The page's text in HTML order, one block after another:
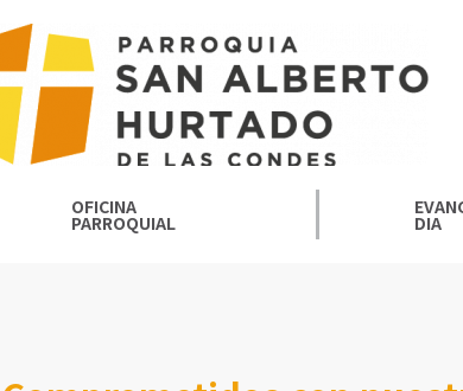
OFICINA
PARROQUIAL DIA